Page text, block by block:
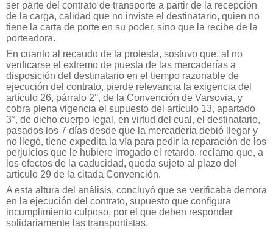
ser parte del contrato de transporte a partir de la recepción
de la carga, calidad que no inviste el destinatario, quien no
tiene la carta de porte en su poder, sino que la recibe de la
porteadora.
En cuanto al recaudo de la protesta, sostuvo que, al no
verificarse el extremo de puesta de las mercaderías a
disposición del destinatario en el tiempo razonable de
ejecución del contrato, pierde relevancia la exigencia del
artículo 26, párrafo 2°, de la Convención de Varsovia, y
cobra plena vigencia el supuesto del artículo 13, apartado
3°, de dicho cuerpo legal, en virtud del cual, el destinatario,
pasados los 7 días desde que la mercadería debió llegar y
no llegó, tiene expedita la vía para pedir la reparación de los
perjuicios que le hubiere irrogado el retardo, reclamo que, a
los efectos de la caducidad, queda sujeto al plazo del
artículo 29 de la citada Convención.
A esta altura del análisis, concluyó que se verificaba demora
en la ejecución del contrato, supuesto que configura
incumplimiento culposo, por el que deben responder
solidariamente las transportistas.